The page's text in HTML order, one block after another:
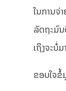
ໃນການຈ່
ລັດຖະມົນ
ເຖິງຈະບໍ່
ຂອບໃຈຂໍ້